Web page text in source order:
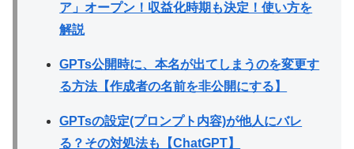
ア」オープン！収益化時期も決定！使い方を
解説
GPTs公開時に、本名が出てしまうのを変更す
る方法【作成者の名前を非公開にする】
GPTsの設定(プロンプト内容)が他人にバレ
る？その対処法も【ChatGPT】